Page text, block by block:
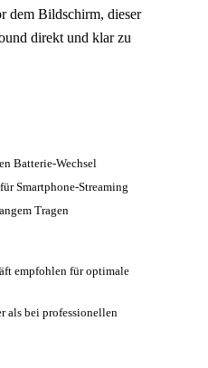
dem Bildschirm, dieser
direkt und klar zu
Batterie-Wechsel
Smartphone-Streaming
Tragen
empfohlen für optimale
als bei professionellen